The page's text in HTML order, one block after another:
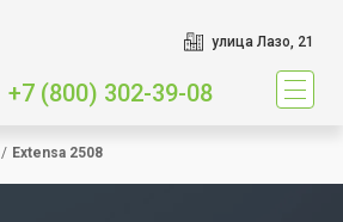
улица Лазо, 21
+7 (800) 302-39-08
/ Extensa 2508